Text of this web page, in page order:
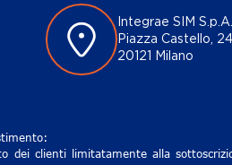
Integrae SIM S.p.A.
Piazza Castello, 24
20121 Milano
dei clienti limitatamente alla